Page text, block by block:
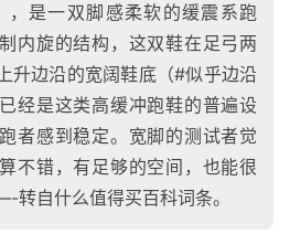
，是一双脚感柔软的缓震系跑
内旋的结构，这双鞋在足弓两
升边沿的宽阔鞋底（#似乎边沿
经是这类高缓冲跑鞋的普遍设
者感到稳定。宽脚的测试者觉
不错，有足够的空间，也能很
转自什么值得买百科词条。